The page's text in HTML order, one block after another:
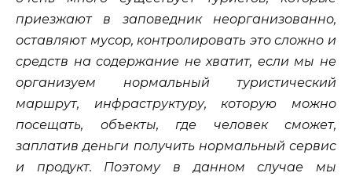
приезжают в заповедник неорганизованно,
оставляют мусор, контролировать это сложно и
средств на содержание не хватит, если мы не
организуем нормальный туристический
маршрут, инфраструктуру, которую можно
посещать, объекты, где человек сможет,
заплатив деньги получить нормальный сервис
и продукт. Поэтому в данном случае мы